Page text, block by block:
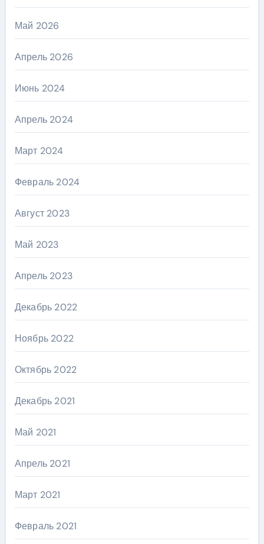
Май 2026
Апрель 2026
Июнь 2024
Апрель 2024
Март 2024
Февраль 2024
Август 2023
Май 2023
Апрель 2023
Декабрь 2022
Ноябрь 2022
Октябрь 2022
Декабрь 2021
Май 2021
Апрель 2021
Март 2021
Февраль 2021